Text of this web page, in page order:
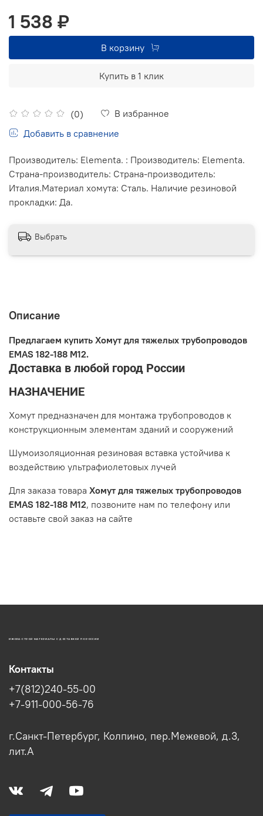
(0)
В избранное
Добавить в сравнение
1 538 ₽
В корзину
Купить в 1 клик
Производитель: Elementa. : Производитель: Elementa.
Страна-производитель: Страна-производитель:
Италия.Материал хомута: Сталь. Наличие резиновой
прокладки: Да.
Выбрать
Описание
Предлагаем купить Хомут для тяжелых трубопроводов
EMAS 182-188 M12.
Доставка в любой город России
НАЗНАЧЕНИЕ
Хомут предназначен для монтажа трубопроводов к
конструкционным элементам зданий и сооружений
Шумоизоляционная резиновая вставка устойчива к
воздействию ультрафиолетовых лучей
Для заказа товара Хомут для тяжелых трубопроводов
EMAS 182-188 M12, позвоните нам по телефону или
оставьте свой заказ на сайте
ИЖОРА-СТРОЙ МАТЕРИАЛЫ С ДОСТАВКОЙ ПО РОССИИ
Контакты
+7(812)240-55-00
+7-911-000-56-76
г.Санкт-Петербург, Колпино, пер.Межевой, д.3,
лит.А